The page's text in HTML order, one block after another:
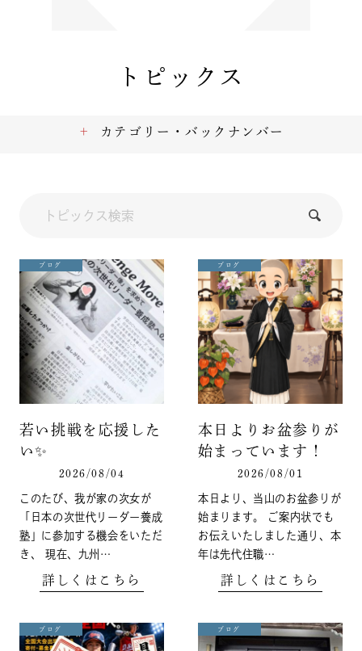
トピックス
ブログ
若い挑戦を応援した
い✨️
2026/08/04
このたび、我が家の次女が
「日本の次世代リーダー養成
塾」に参加する機会をいただ
き、 現在、九州…
詳しくはこちら
ブログ
本日よりお盆参りが
始まっています！
2026/08/01
本日より、当山のお盆参りが
始まります。 ご案内状でも
お伝えいたしました通り、本
年は先代住職…
詳しくはこちら
ブログ ブログ
カテゴリー・バックナンバー